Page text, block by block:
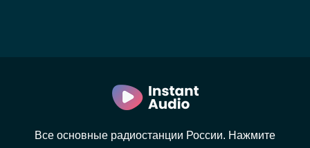
Все основные радиостанции России. Нажмите